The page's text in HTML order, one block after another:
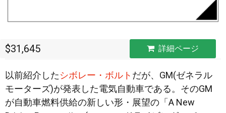
$31,645 詳細ページ
以前紹介したシボレー・ボルト だが、GM(ゼネラル
モーターズ)が発表した電気自動車である。そのGM
が自動車燃料供給の新しい形・展望の「A New